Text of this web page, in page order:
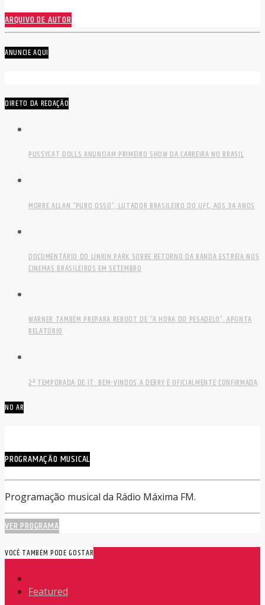
ARQUIVO DE AUTOR
ANUNCIE AQUI
DIRETO DA REDAÇÃO
PUSSYCAT DOLLS ANUNCIAM PRIMEIRO SHOW DA CARREIRA NO BRASIL
MORRE ALLAN “PURO OSSO”, LUTADOR BRASILEIRO DO UFC, AOS 34 ANOS
DOCUMENTÁRIO DO LINKIN PARK SOBRE RETORNO DA BANDA ESTREIA NOS
CINEMAS BRASILEIROS EM SETEMBRO
WARNER TAMBÉM PREPARA REBOOT DE “A HORA DO PESADELO”, APONTA
RELATÓRIO
2ª TEMPORADA DE IT: BEM-VINDOS A DERRY É OFICIALMENTE CONFIRMADA
NO AR
PROGRAMAÇÃO MUSICAL
Programação musical da Rádio Máxima FM.
VER PROGRAMA
VOCÊ TAMBÉM PODE GOSTAR
Featured